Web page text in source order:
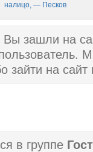
налицо, — Песков
зашли на
зайти на
в группе